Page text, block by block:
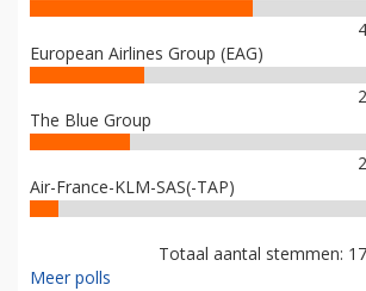
European Airlines Group (EAG)
The Blue Group
Air-France-KLM-SAS(-TAP)
Totaal aantal stemmen:
Meer polls